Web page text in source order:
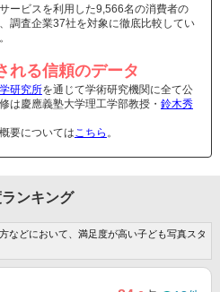
ービスを利用した9,566名の消費者の
調査企業37社を対象に徹底比較してい
。
れる信頼のデータ
研究所を通じて学術研究機関に全て公
は慶應義塾大学理工学部教授・ 鈴木秀
要についてはこちら 。
ンキング
などにおいて、満足度が高い子ども写真スタ